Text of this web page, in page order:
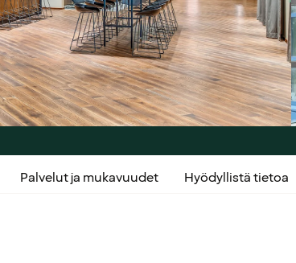
Palvelut ja mukavuudet Hyödyllistä tietoa